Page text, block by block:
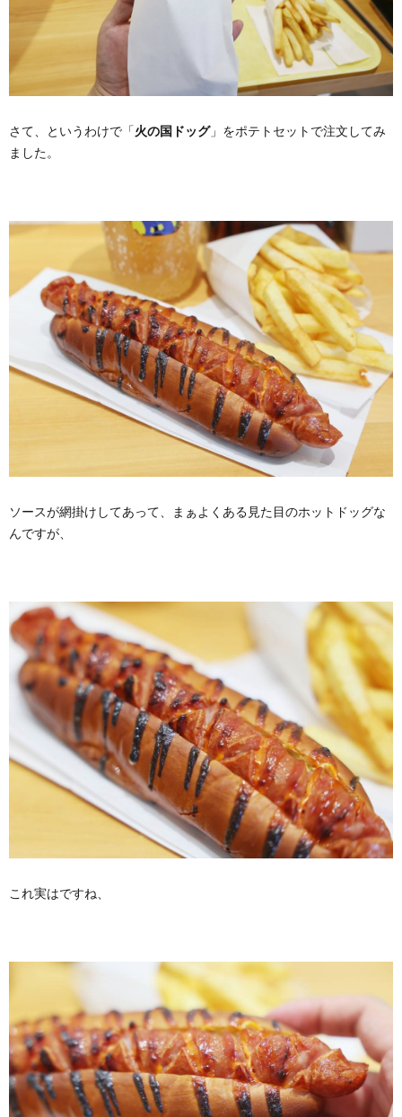
さて、というわけで「火の国ドッグ」をポテトセットで注文してみ
ました。
ソースが網掛けしてあって、まぁよくある見た目のホットドッグな
んですが、
これ実はですね、